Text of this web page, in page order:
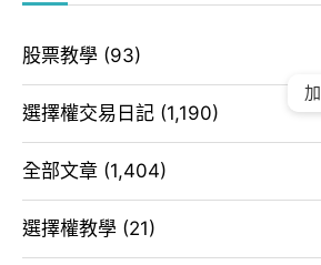
股票教學 (93)
選擇權交易日記 (1,190)
全部文章 (1,404)
選擇權教學 (21)